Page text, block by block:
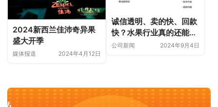
2024新西兰佳沛奇异果
盛大开季
媒体报道 2024年4月12日
诚信透明、卖的快、回款
快？水果行业真的还能有
这样的事？
公司新闻 2024年9月4日